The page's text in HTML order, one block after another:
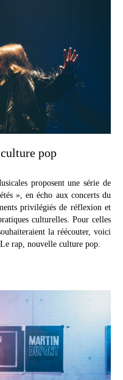
pop
proposent une série de
», en écho aux concerts du
privilégiés de réflexion et
culturelles. Pour celles
la réécouter, voici
rap, nouvelle culture pop.